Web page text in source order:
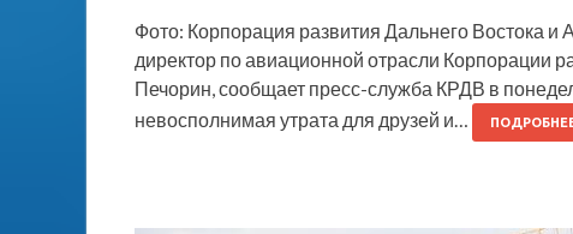
Фото: Корпорация развития Дальнего Востока
директор по авиационной отрасли Корпорации
Печорин, сообщает пресс-служба КРДВ в
невосполнимая утрата для друзей и…